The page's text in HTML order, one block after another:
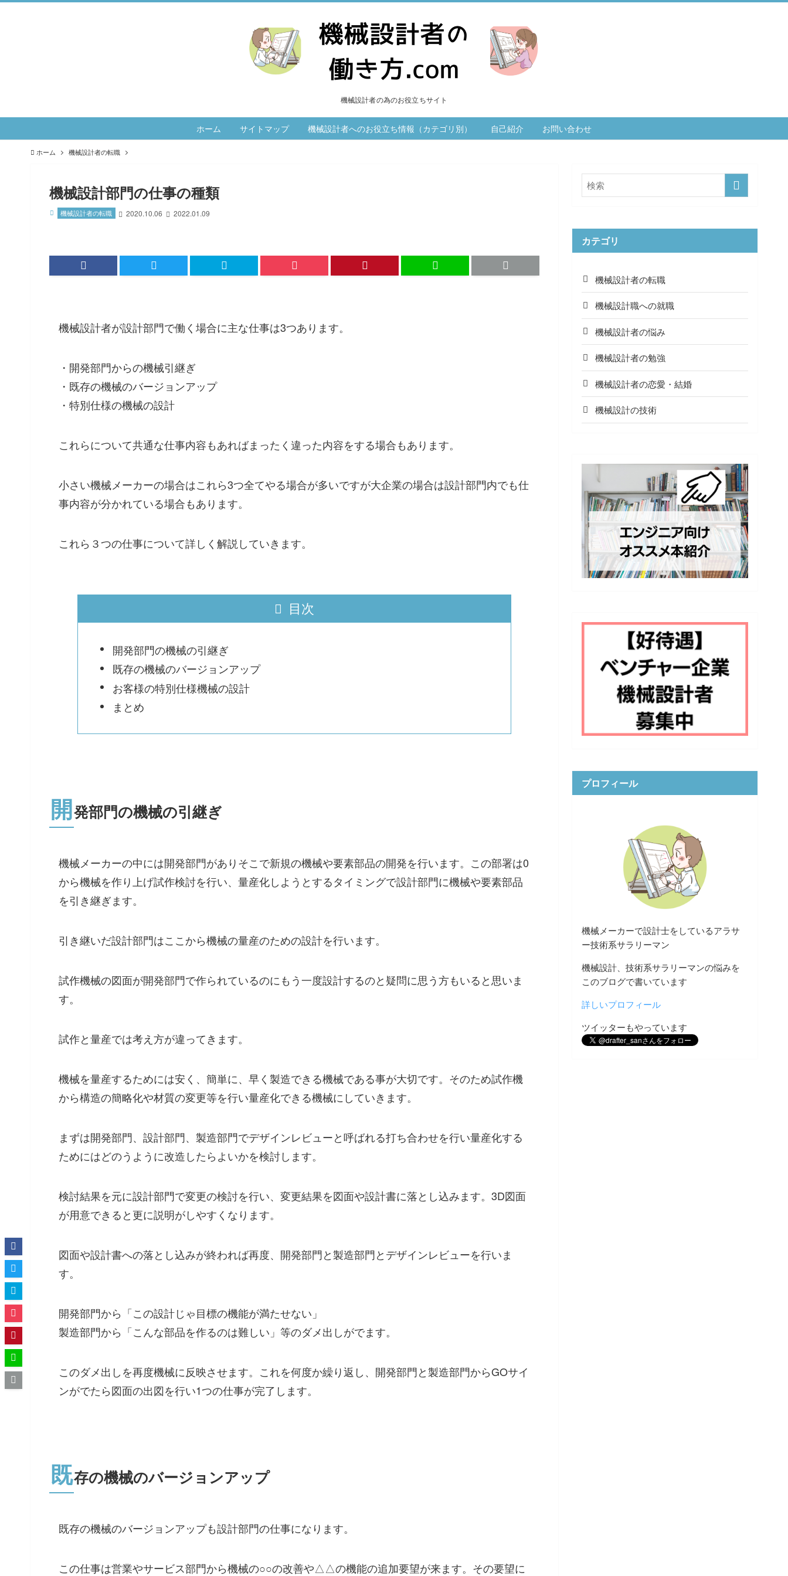
機械設計者の為のお役立ちサイト
ホーム サイトマップ 機械設計者へのお役立ち情報（カテゴリ別） 自己紹介 お問い合わせ
ホーム 機械設計者の転職
機械設計部門の仕事の種類
機械設計者の転職 2020.10.06 2022.01.09
機械設計者が設計部門で働く場合に主な仕事は3つあります。
・開発部門からの機械引継ぎ
・既存の機械のバージョンアップ
・特別仕様の機械の設計
これらについて共通な仕事内容もあればまったく違った内容をする場合もあります。
小さい機械メーカーの場合はこれら3つ全てやる場合が多いですが大企業の場合は設計部門内でも仕
事内容が分かれている場合もあります。
これら３つの仕事について詳しく解説していきます。
目次
開発部門の機械の引継ぎ
既存の機械のバージョンアップ
お客様の特別仕様機械の設計
まとめ
開発部門の機械の引継ぎ
機械メーカーの中には開発部門がありそこで新規の機械や要素部品の開発を行います。この部署は0
から機械を作り上げ試作検討を行い、量産化しようとするタイミングで設計部門に機械や要素部品
を引き継ぎます。
引き継いだ設計部門はここから機械の量産のための設計を行います。
試作機械の図面が開発部門で作られているのにもう一度設計するのと疑問に思う方もいると思いま
す。
試作と量産では考え方が違ってきます。
機械を量産するためには安く、簡単に、早く製造できる機械である事が大切です。そのため試作機
から構造の簡略化や材質の変更等を行い量産化できる機械にしていきます。
まずは開発部門、設計部門、製造部門でデザインレビューと呼ばれる打ち合わせを行い量産化する
ためにはどのうように改造したらよいかを検討します。
検討結果を元に設計部門で変更の検討を行い、変更結果を図面や設計書に落とし込みます。3D図面
が用意できると更に説明がしやすくなります。
図面や設計書への落とし込みが終われば再度、開発部門と製造部門とデザインレビューを行いま
す。
開発部門から「この設計じゃ目標の機能が満たせない」
製造部門から「こんな部品を作るのは難しい」等のダメ出しがでます。
このダメ出しを再度機械に反映させます。これを何度か繰り返し、開発部門と製造部門からGOサイ
ンがでたら図面の出図を行い1つの仕事が完了します。
既存の機械のバージョンアップ
既存の機械のバージョンアップも設計部門の仕事になります。
この仕事は営業やサービス部門から機械の○○の改善や△△の機能の追加要望が来ます。その要望に
カテゴリ
機械設計者の転職
機械設計職への就職
機械設計者の悩み
機械設計者の勉強
機械設計者の恋愛・結婚
機械設計の技術
プロフィール
機械メーカーで設計士をしているアラサ
ー技術系サラリーマン
機械設計、技術系サラリーマンの悩みを
このブログで書いています
詳しいプロフィール
ツイッターもやっています